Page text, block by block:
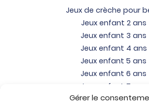
Gérer le
Jeux de crèche pour
Jeux enfant 2 ans
Jeux enfant 3 ans
Jeux enfant 4 ans
Jeux enfant 5 ans
Jeux enfant 6 ans
Jeux enfant 7 ans
Jeux enfant 8 ans